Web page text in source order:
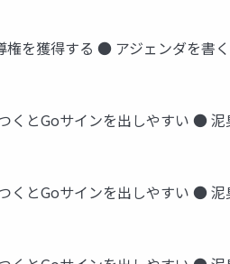
権を獲得する ● アジェンダを
とGoサインを出しやすい ●
とGoサインを出しやすい ●